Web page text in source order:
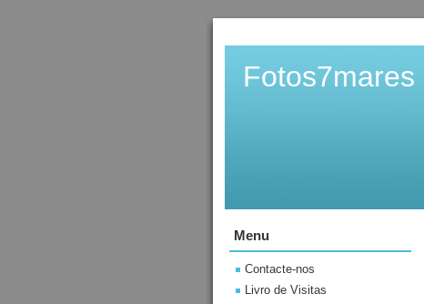
Fotos7mares
Menu
Contacte-nos
Livro de Visitas